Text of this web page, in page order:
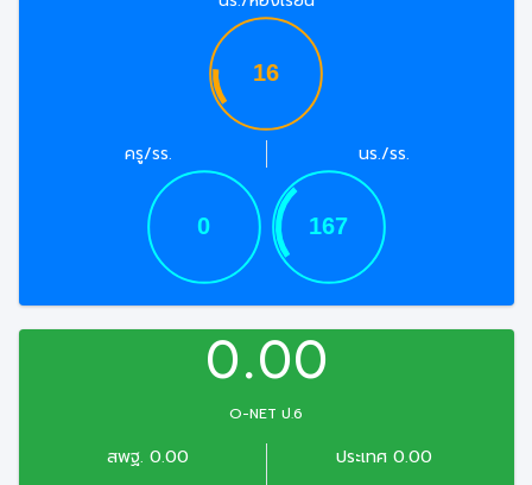
ครู/รร. นร./รร.
0.00
O-NET ป.6
สพฐ. 0.00 ประเทศ 0.00